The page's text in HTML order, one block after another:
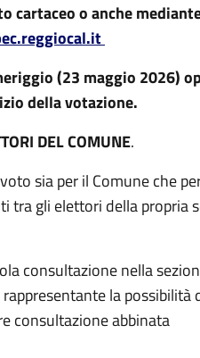
cartaceo o anche
(23 maggio 2026)
della votazione.
DEL COMUNE.
sia per il Comune che
tra gli elettori della propria
consultazione nella
la possibilità
consultazione abbinata